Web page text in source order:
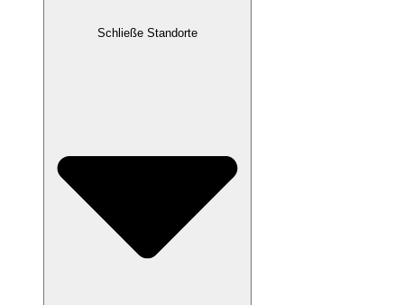
Schließe Standorte